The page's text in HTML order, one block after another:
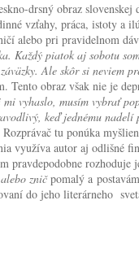
drsný obraz
vzťahy, práca, istoty
alebo pri pravidelnom
Každý piatok aj sobotu
Ale skôr si neviem
obraz však nie je
mi vyhaslo, musím vybrať
keď jednému
tu ponúka
využíva autor aj odlišné
zničpomalý a
do jeho literárneho